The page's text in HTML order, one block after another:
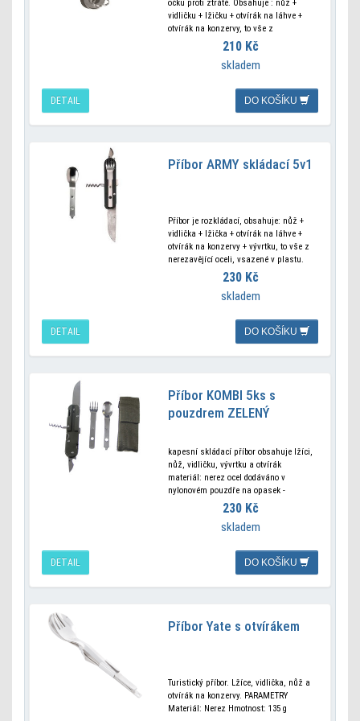
očku proti ztrátě. Obsahuje : nůž +
vidličku + lžičku + otvírák na láhve +
otvírák na konzervy, to vše z
nerezavějící oceli. K210 Kč
skladem
DETAIL DO KOŠÍKU
Příbor ARMY skládací 5v1
Příbor je rozkládací, obsahuje: nůž +
vidlička + lžička + otvírák na láhve +
otvírák na konzervy + vývrtku, to vše z
nerezavějící oceli, vsazené v plastu.
230 Kč
skladem
DETAIL DO KOŠÍKU
Příbor KOMBI 5ks s
pouzdrem ZELENÝ
kapesní skládací příbor obsahuje lžíci,
nůž, vidličku, vývrtku a otvírák
materiál: nerez ocel dodáváno v
nylonovém pouzdře na opasek -
provedení v zelené barvě
230 Kč
skladem
DETAIL DO KOŠÍKU
Příbor Yate s otvírákem
Turistický příbor. Lžíce, vidlička, nůž a
otvírák na konzervy. PARAMETRY
Materiál: Nerez Hmotnost: 135 g